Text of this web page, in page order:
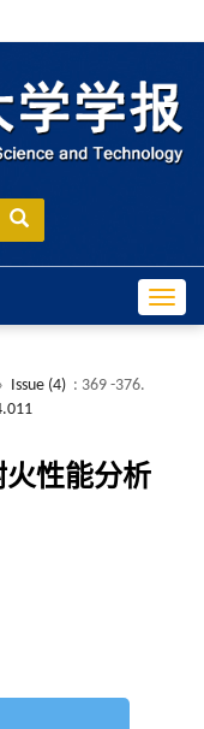
Issue (4) : 369 -376.
性能分析